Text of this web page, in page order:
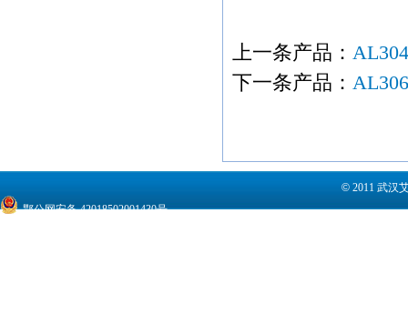
上一条产品：
下一条产品：
© 2011 武汉
鄂公网安备 42018502001430号